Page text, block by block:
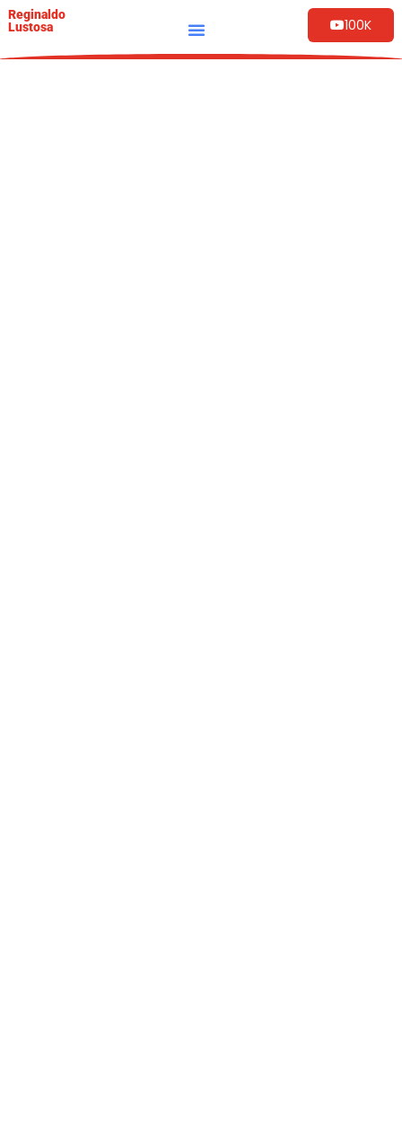
Reginaldo
Lustosa
100K